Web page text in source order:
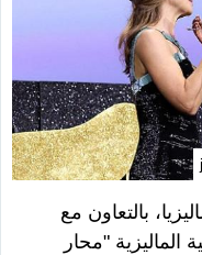
بالتعاون مع
الماليزية "محار